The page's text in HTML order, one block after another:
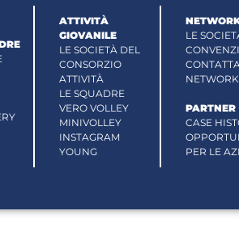
ATTIVITÀ
GIOVANILE
LE SOCIETÀ DEL
CONSORZIO
ATTIVITÀ
LE SQUADRE
VERO VOLLEY
MINIVOLLEY
INSTAGRAM
YOUNG
LE
NETWORK
PARTNER
CASE
PER LE